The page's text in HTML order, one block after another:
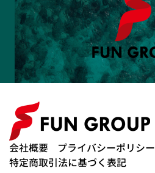
会社概要
プライバシーポリシー
特定商取引法に基づく表記